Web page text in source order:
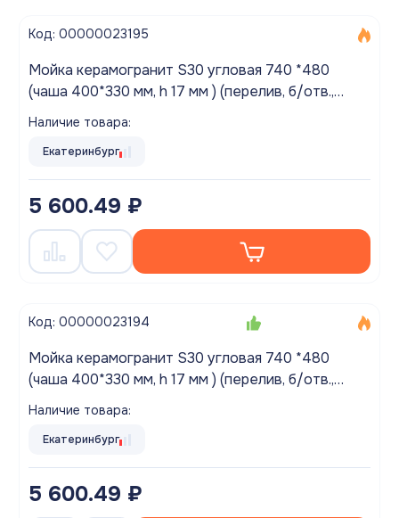
Код: 00000023195
Мойка керамогранит S30 угловая 740 *480
(чаша 400*330 мм, h 17 мм ) (перелив, б/отв.,
Наличие товара:
Екатеринбург
5 600.49 ₽
Код: 00000023194
Мойка керамогранит S30 угловая 740 *480
(чаша 400*330 мм, h 17 мм ) (перелив, б/отв.,
Наличие товара:
Екатеринбург
5 600.49 ₽